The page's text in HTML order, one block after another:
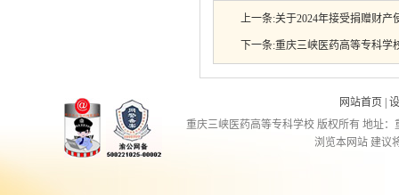
上一条:关于2024年接受捐赠财产
下一条:重庆三峡医药高等专科学
网站首页
重庆三峡医药高等专科学校 版权所有 地址：
浏览本网站 建议